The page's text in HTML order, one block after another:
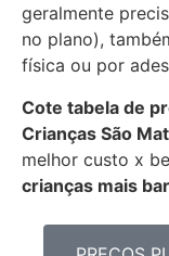
geralmente
no plano),
física ou por
Cote tabela de
Crianças São
melhor custo x
crianças mais